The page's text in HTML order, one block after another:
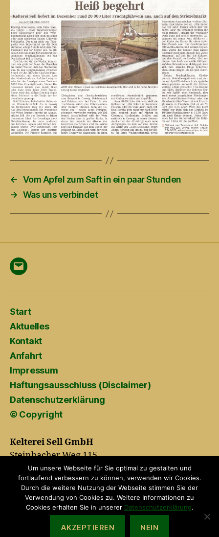
← Vom Apfel zum Saft in ein paar Stunden
→ Was uns verbindet
Menüeintrag
Start
Aktuelles
Kontakt
Anfahrt
Impressum
Haftungsausschluss (Disclaimer)
Datenschutzerklärung
© Copyright
Kelterei Sell GmbH
Steinbacher Weg 115
01640 Coswig
Telefon: (0 35 23) 7 74 96 00
© ..: kelterei-sell.de :.: © 2003 - 2026
Wir verwenden Cookies, um dir die bestmögliche Erfahrung auf
unserer Website zu bieten.
Um unsere Webseite für Sie optimal zu gestalten und
fortlaufend verbessern zu können, verwenden wir Cookies.
Durch die weitere Nutzung der Webseite stimmen Sie der
Verwendung von Cookies zu. Weitere Informationen zu
Cookies erhalten Sie in unserer Datenschutzerklärung.
AKZEPTIEREN NEIN